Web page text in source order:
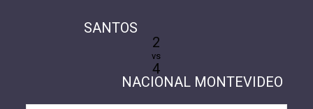
SANTOS
2
vs
4
NACIONAL MONTEVIDEO